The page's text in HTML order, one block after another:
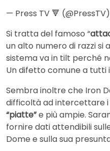
— Press TV 🔻 (@PressTV)
Si tratta del famoso “
un alto numero di razzi si
sistema va in tilt perché
Un difetto comune a tutti
Sembra inoltre che Iron
difficoltà ad intercettare i
“piatte”e più ampie.
fornire dati attendibili
Dome e sulla sua